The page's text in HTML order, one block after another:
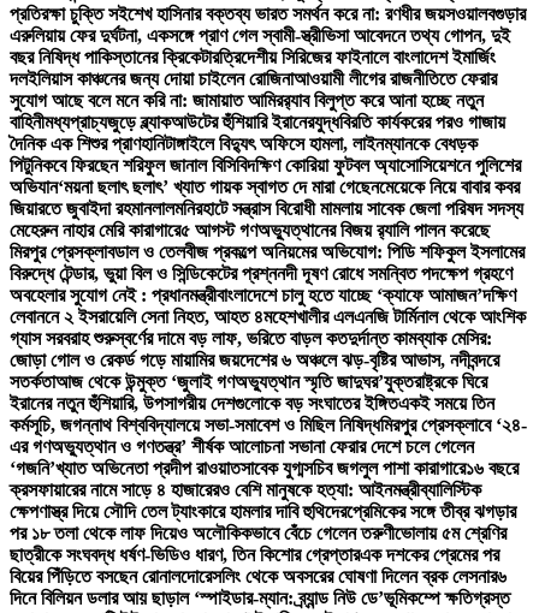
প্রতিরক্ষা চুক্তি সইশেখ হাসিনার বক্তব্য ভারত সমর্থন করে না: রণধীর জয়সওয়ালবগুড়ার
এরুলিয়ায় ফের দুর্ঘটনা, একসঙ্গে প্রাণ গেল স্বামী-স্ত্রীভিসা আবেদনে তথ্য গোপন, দুই
বছর নিষিদ্ধ পাকিস্তানের ক্রিকেটারত্রিদেশীয় সিরিজের ফাইনালে বাংলাদেশ ইমার্জিং
দলইলিয়াস কাঞ্চনের জন্য দোয়া চাইলেন রোজিনাআওয়ামী লীগের রাজনীতিতে ফেরার
সুযোগ আছে বলে মনে করি না: জামায়াত আমিরর‍্যাব বিলুপ্ত করে আনা হচ্ছে নতুন
বাহিনীমধ্যপ্রাচ্যজুড়ে ব্ল্যাকআউটের হুঁশিয়ারি ইরানেরযুদ্ধবিরতি কার্যকরের পরও গাজায়
দৈনিক এক শিশুর প্রাণহানিটাঙ্গাইলে বিদ্যুৎ অফিসে হামলা, লাইনম্যানকে বেধড়ক
পিটুনিকবে ফিরছেন শরিফুল জানাল বিসিবিদক্ষিণ কোরিয়া ফুটবল অ্যাসোসিয়েশনে পুলিশের
অভিযান‘ময়না ছলাৎ ছলাৎ’ খ্যাত গায়ক স্বাগত দে মারা গেছেনমেয়েকে নিয়ে বাবার কবর
জিয়ারতে জুবাইদা রহমানলালমনিরহাটে সন্ত্রাস বিরোধী মামলায় সাবেক জেলা পরিষদ সদস্য
মেহেরুন নাহার মেরি কারাগারে৫ আগস্ট গণঅভ্যুত্থানের বিজয় র‍্যালি পালন করেছে
মিরপুর প্রেসক্লাবডাল ও তেলবীজ প্রকল্পে অনিয়মের অভিযোগ: পিডি শফিকুল ইসলামের
বিরুদ্ধে টেন্ডার, ভুয়া বিল ও সিন্ডিকেটের প্রশ্ননদী দূষণ রোধে সমন্বিত পদক্ষেপ গ্রহণে
অবহেলার সুযোগ নেই : প্রধানমন্ত্রীবাংলাদেশে চালু হতে যাচ্ছে ‘ক্যাফে আমাজন’দক্ষিণ
লেবাননে ২ ইসরায়েলি সেনা নিহত, আহত ৪মহেশখালীর এলএনজি টার্মিনাল থেকে আংশিক
গ্যাস সরবরাহ শুরুস্বর্ণের দামে বড় লাফ, ভরিতে বাড়ল কতদুর্দান্ত কামব্যাক মেসির:
জোড়া গোল ও রেকর্ড গড়ে মায়ামির জয়দেশের ৬ অঞ্চলে ঝড়-বৃষ্টির আভাস, নদীবন্দরে
সতর্কতাআজ থেকে উন্মুক্ত ‘জুলাই গণঅভ্যুত্থান স্মৃতি জাদুঘর’যুক্তরাষ্ট্রকে ঘিরে
ইরানের নতুন হুঁশিয়ারি, উপসাগরীয় দেশগুলোকে বড় সংঘাতের ইঙ্গিতএকই সময়ে তিন
কর্মসূচি, জগন্নাথ বিশ্ববিদ্যালয়ে সভা-সমাবেশ ও মিছিল নিষিদ্ধমিরপুর প্রেসক্লাবে ‘২৪-
এর গণঅভ্যুত্থান ও গণতন্ত্র’ শীর্ষক আলোচনা সভানা ফেরার দেশে চলে গেলেন
‘গজনি’খ্যাত অভিনেতা প্রদীপ রাওয়াতসাবেক যুগ্মসচিব জগলুল পাশা কারাগারে১৬ বছরে
ক্রসফায়ারের নামে সাড়ে ৪ হাজারেরও বেশি মানুষকে হত্যা: আইনমন্ত্রীব্যালিস্টিক
ক্ষেপণাস্ত্র দিয়ে সৌদি তেল ট্যাংকারে হামলার দাবি হুথিদেরপ্রেমিকের সঙ্গে তীব্র ঝগড়ার
পর ১৮ তলা থেকে লাফ দিয়েও অলৌকিকভাবে বেঁচে গেলেন তরুণীভোলায় ৫ম শ্রেণির
ছাত্রীকে সংঘবদ্ধ ধর্ষণ-ভিডিও ধারণ, তিন কিশোর গ্রেপ্তারএক দশকের প্রেমের পর
বিয়ের পিঁড়িতে বসছেন রোনালদোরেসলিং থেকে অবসরের ঘোষণা দিলেন ব্রক লেসনার৬
দিনে বিলিয়ন ডলার আয় ছাড়াল ‘স্পাইডার-ম্যান: ব্র্যান্ড নিউ ডে’ভূমিকম্পে ক্ষতিগ্রস্ত